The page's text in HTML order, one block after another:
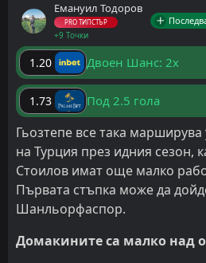
Емануил Тодоров
PRO ТИПСТЪР
+9 Точки
1.20 Двоен Шанс: 2x
1.73 Под 2.5 гола
Гьозтепе все така
на Турция през идния сезон,
Стоилов имат още малко
Първата стъпка може да
Шанльорфаспор.
Домакините са малко над